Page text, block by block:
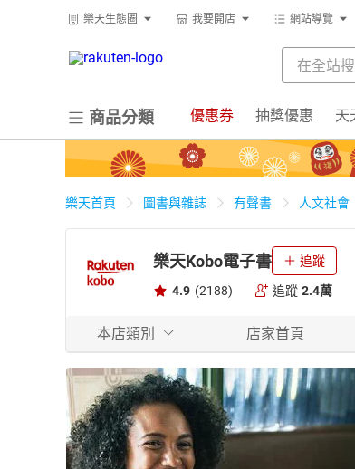
樂天生態圈 我要開店 網站導覽
商品分類 優惠券 抽獎優惠 天
樂天首頁 圖書與雜誌 有聲書 人文社會
樂天Kobo電子書 追蹤
4.9 (2188) 追蹤 2.4萬
本店類別 店家首頁